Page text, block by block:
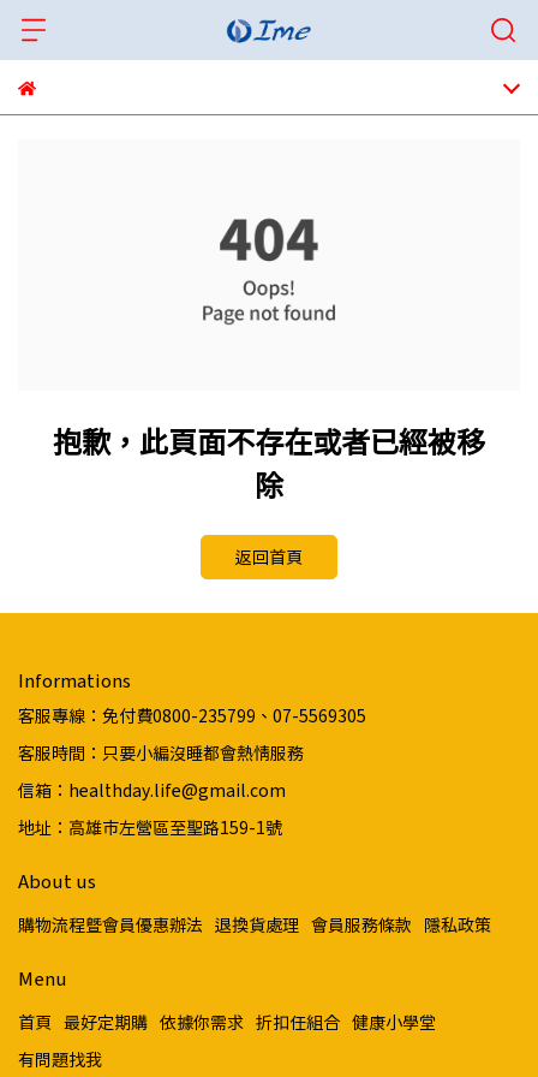
抱歉，此頁面不存在或者已經被移
除
返回首頁
Informations
客服專線：免付費0800-235799、07-5569305
客服時間：只要小編沒睡都會熱情服務
信箱：healthday.life@gmail.com
地址：高雄市左營區至聖路159-1號
About us
購物流程暨會員優惠辦法 退換貨處理 會員服務條款 隱私政策
Menu
首頁 最好定期購 依據你需求 折扣任組合 健康小學堂
有問題找我